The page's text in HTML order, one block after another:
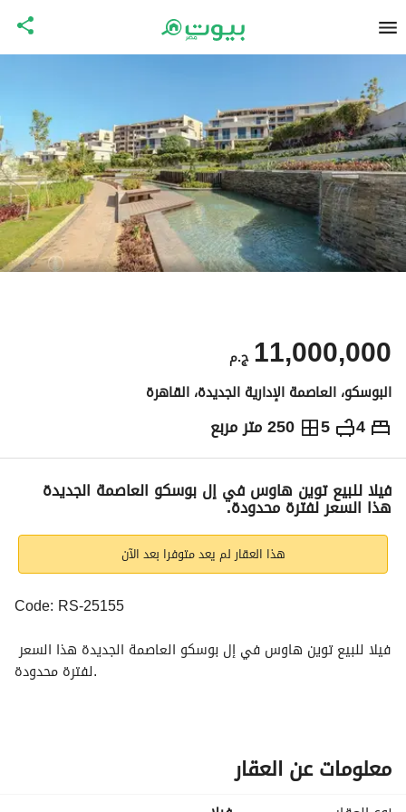
ج.م 11,000,000
البوسكو، العاصمة الإدارية الجديدة، القاهرة
4
5 250 متر مربع ج.م11,000,000
التفاصيل الاتجاهات والمؤشرات رهن عقاري
فيلا للبيع توين هاوس في إل بوسكو العاصمة الجديدة
هذا السعر لفترة محدودة.
هذا العقار لم يعد متوفرا بعد الآن
Code: RS-25155
لفترة محدودة.
معلومات عن العقار